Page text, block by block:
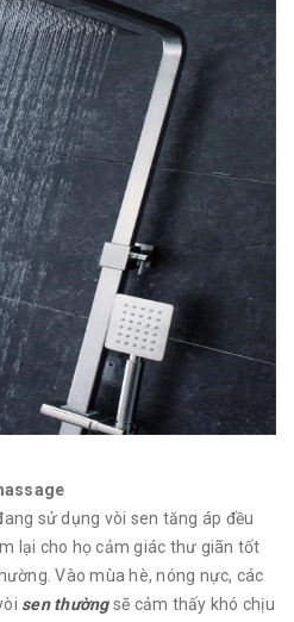
sử dụng vòi sen tăng áp đều
lại cho họ cảm giác thư giãn tốt
Vào mùa hè, nóng nực, các
sen thườngsẽ cảm thấy khó chịu